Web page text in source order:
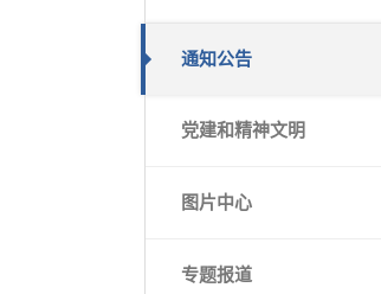
通知公告
党建和精神文明
图片中心
专题报道